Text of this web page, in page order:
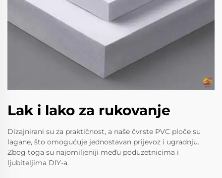
Lak i lako za rukovanje
Dizajnirani su za praktičnost, a naše čvrste PVC ploče su
lagane, što omogućuje jednostavan prijevoz i ugradnju.
Zbog toga su najomiljeniji među poduzetnicima i
ljubiteljima DIY-a.